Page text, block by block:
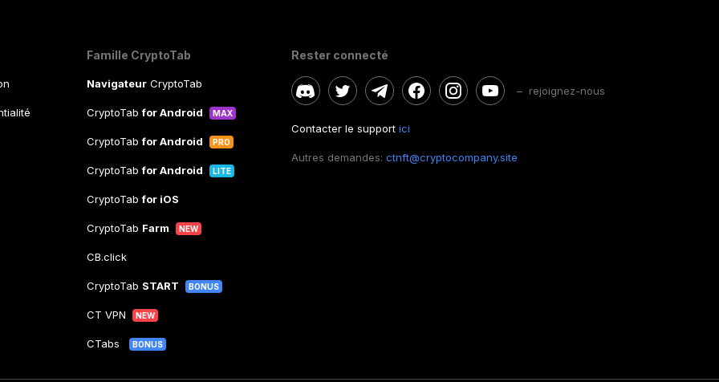
Famille CryptoTab
NavigateurCryptoTab
CryptoTabfor Android MAX
CryptoTabfor Android PRO
CryptoTabfor Android LITE
CryptoTabfor iOS
CryptoTab Farm NEW
CB.click
CryptoTab START BONUS
CT VPN NEW
CTabs BONUS
Rester connecté
– rejoignez-nous
Contacter le support ici
Autres demandes: ctnft@cryptocompany.site